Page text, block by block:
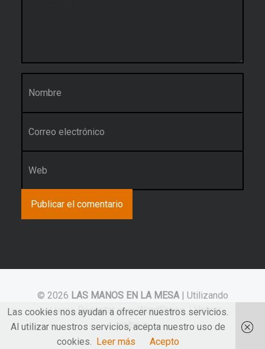
Nombre
*
Web
© 2026 LAS MANOS EN LA MESA | Utilizando
el tema Receptar paraWordPress. |Volver
arriba ↑
Las cookies nos ayudan a ofrecer nuestros servicios.
Al utilizar nuestros servicios, acepta nuestro uso de
cookies. Leer más Acepto